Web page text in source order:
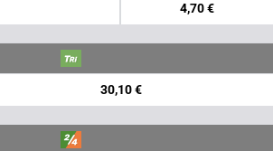
4,70 €
30,10 €